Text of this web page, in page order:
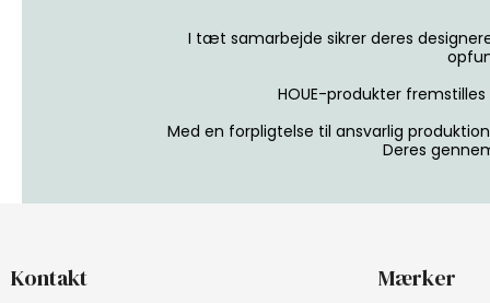
I tæt samarbejde sikrer deres
HOUE-produkter
Med en forpligtelse til ansvarlig
Deres
Kontakt Mærker